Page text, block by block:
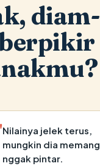
diam-
Nilainya jelek terus,
mungkin dia memang
nggak pintar.